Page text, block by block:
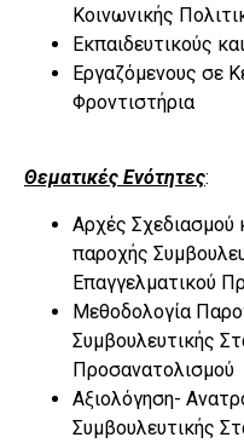
Κοινωνικής
Εκπαιδευτικούς
Εργαζόμενους σε
Φροντιστήρια
Θεματικές Ενότητες:
Αρχές Σχεδιασμού
παροχής
Επαγγελματικού
Μεθοδολογία
Συμβουλευτικής
Προσανατολισμού
Αξιολόγηση-
Συμβουλευτικής